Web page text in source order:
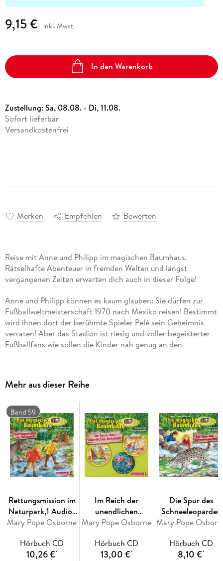
9,15 € inkl. Mwst.
In den Warenkorb
Zustellung:Sa, 08.08. - Di, 11.08.
Sofort lieferbar
Versandkostenfrei
Merken Empfehlen Bewerten
Reise mit Anne und Philipp im magischen Baumhaus.
Rätselhafte Abenteuer in fremden Welten und längst
vergangenen Zeiten erwarten dich auch in dieser Folge!
Anne und Philipp können es kaum glauben: Sie dürfen zur
Fußballweltmeisterschaft 1970 nach Mexiko reisen! Bestimmt
wird ihnen dort der berühmte Spieler Pelé sein Geheimnis
verraten! Aber das Stadion ist riesig und voller begeisterter
Fußballfans wie sollen die Kinder nah genug an den
erwarten
Mehr aus dieser Reihe
Band 59
Rettungsmission im
Naturpark,1 Audio-
CD
Mary Pope Osborne
Hörbuch CD
10,26 €*
Im Reich der
unendlichen
Gefahren (Das
)
Mary Pope Osborne
Hörbuch CD
13,00 €*
Die Spur des
Schneeleoparden
(Das magische
Mary Pope
Hörbuch CD
8,10 €*